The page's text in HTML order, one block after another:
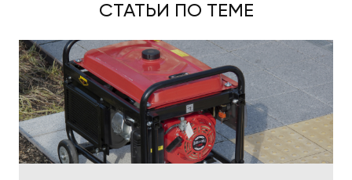
СТАТЬИ ПО ТЕМЕ